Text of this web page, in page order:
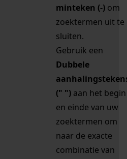
minteken (-) om
zoektermen uit te
sluiten.
Gebruik een
Dubbele
(" ") aan het begin
en einde van uw
zoektermen om
naar de exacte
combinatie van